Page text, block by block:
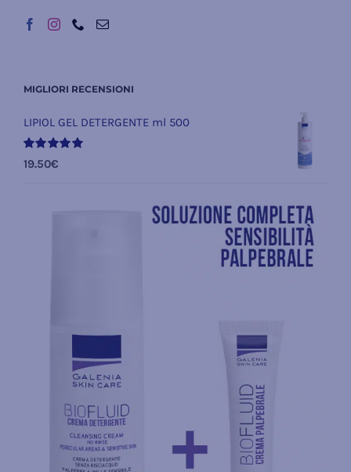
MIGLIORI RECENSIONI
LIPIOL GEL DETERGENTE ml 500
Valutato
19.50€